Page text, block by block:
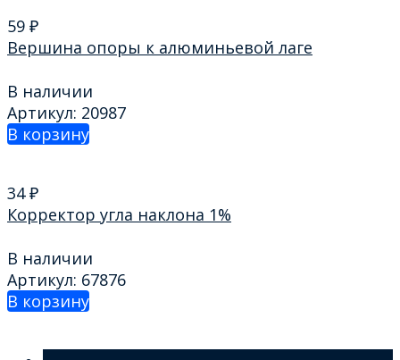
59 ₽
Вершина опоры к алюминьевой лаге
В наличии
Артикул: 20987
В корзину
34₽
Корректор угла наклона 1%
В наличии
Артикул: 67876
В корзину